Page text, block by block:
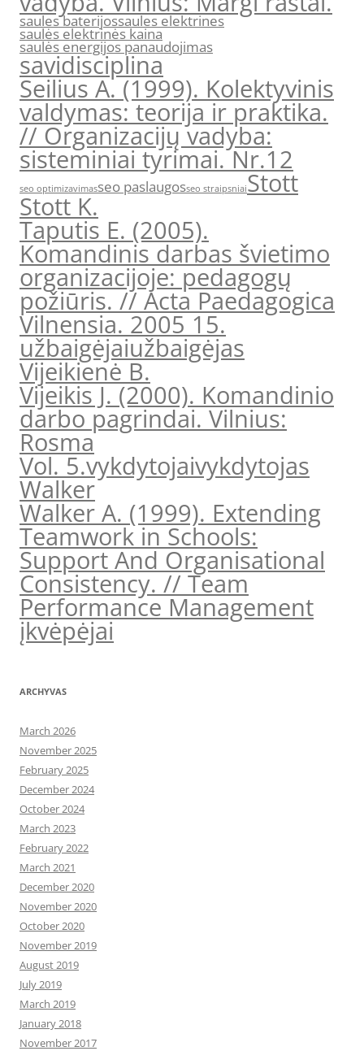
saules baterijossaules elektrines
saulės elektrinės kaina
saulės energijos panaudojimas
savidisciplina
Seilius A. (1999). Kolektyvinis
valdymas: teorija ir praktika.
// Organizacijų vadyba:
sisteminiai tyrimai. Nr.12
seo optimizavimasseo paslaugosseo straipsniaiStott
Stott K.
Taputis E. (2005).
Komandinis darbas švietimo
organizacijoje: pedagogų
požiūris. // Acta Paedagogica
Vilnensia. 2005 15.
užbaigėjaiužbaigėjas
Vijeikienė B.
Vijeikis J. (2000). Komandinio
darbo pagrindai. Vilnius:
Rosma
Vol. 5.vykdytojaivykdytojas
Walker
Walker A. (1999). Extending
Teamwork in Schools:
Support And Organisational
Consistency. // Team
Performance Management
įkvėpėjai
ARCHYVAS
March 2026
November 2025
February 2025
December 2024
October 2024
March 2023
February 2022
March 2021
December 2020
November 2020
October 2020
November 2019
August 2019
July 2019
March 2019
January 2018
November 2017